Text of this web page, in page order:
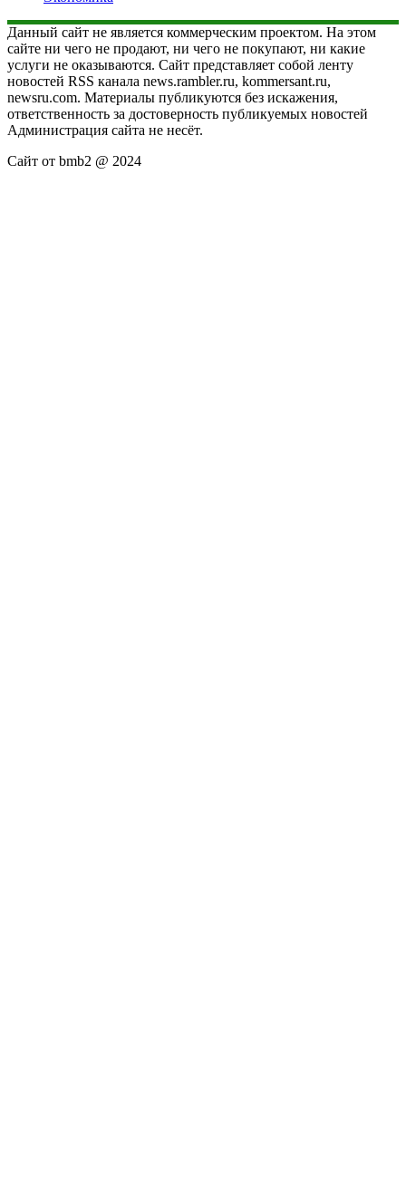
Данный сайт не является коммерческим проектом. На этом
сайте ни чего не продают, ни чего не покупают, ни какие
услуги не оказываются. Сайт представляет собой ленту
новостей RSS канала news.rambler.ru, kommersant.ru,
newsru.com. Материалы публикуются без искажения,
ответственность за достоверность публикуемых новостей
Администрация сайта не несёт.
Сайт от bmb2 @ 2024